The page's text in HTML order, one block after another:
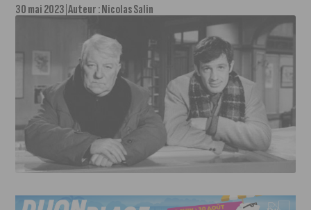
30 mai 2023 Auteur :Nicolas Salin